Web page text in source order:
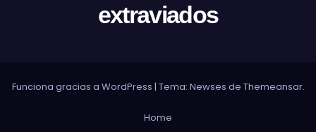
extraviados
Funciona gracias a WordPress | Tema: Newses de Themeansar.
Home